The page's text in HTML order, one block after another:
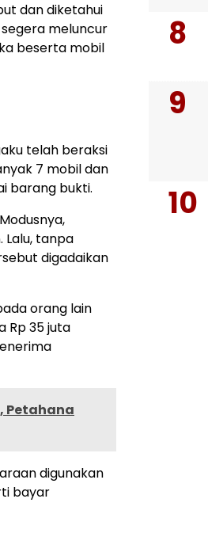
dan diketahui
meluncur
beserta mobil
telah beraksi
7 mobil dan
barang bukti.
tanpa
digadaikan
orang lain
Rp 35 juta
Petahana
digunakan
bayar